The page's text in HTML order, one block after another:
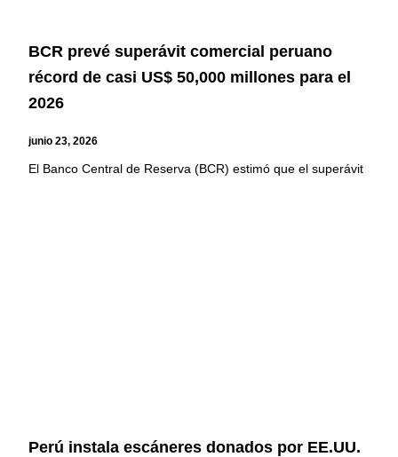
BCR prevé superávit comercial peruano
récord de casi US$ 50,000 millones para el
2026
junio 23, 2026
El Banco Central de Reserva (BCR) estimó que el superávit
Perú instala escáneres donados por EE.UU.